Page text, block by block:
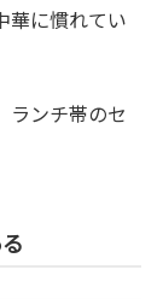
華に慣れてい
ランチ帯のセ